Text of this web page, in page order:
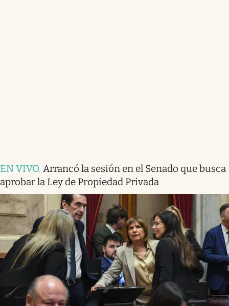
EN VIVO. Arrancó la sesión en el Senado que busca
aprobar la Ley de Propiedad Privada